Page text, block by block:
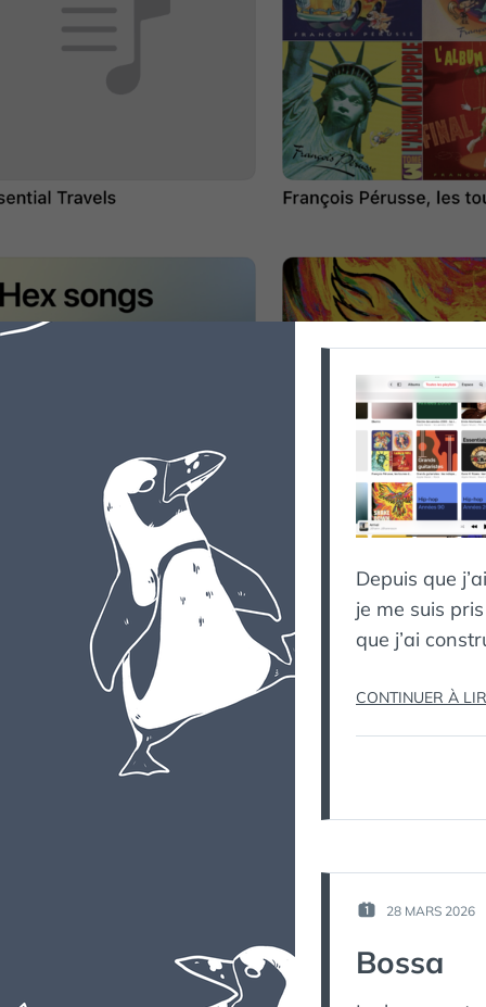
Depuis que
je me suis
que j’ai
CONTINUER À
PUBLIÉ
28 MARS 2026
Bossa